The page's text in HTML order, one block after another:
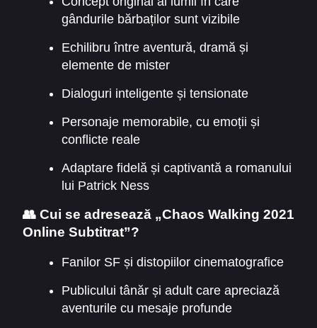
gândurile bărbaților sunt vizibile
Echilibru între aventură, dramă și
elemente de mister
Dialoguri inteligente și tensionate
Personaje memorabile, cu emoții și
conflicte reale
Adaptare fidelă și captivantă a romanului
lui Patrick Ness
👥 Cui se adresează „Chaos Walking 2021
Online Subtitrat”?
Fanilor SF și distopiilor cinematografice
Publicului tânăr și adult care apreciază
aventurile cu mesaje profunde